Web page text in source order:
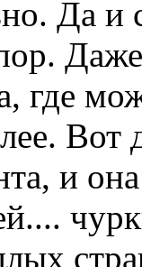
Да и
где
Вот
и